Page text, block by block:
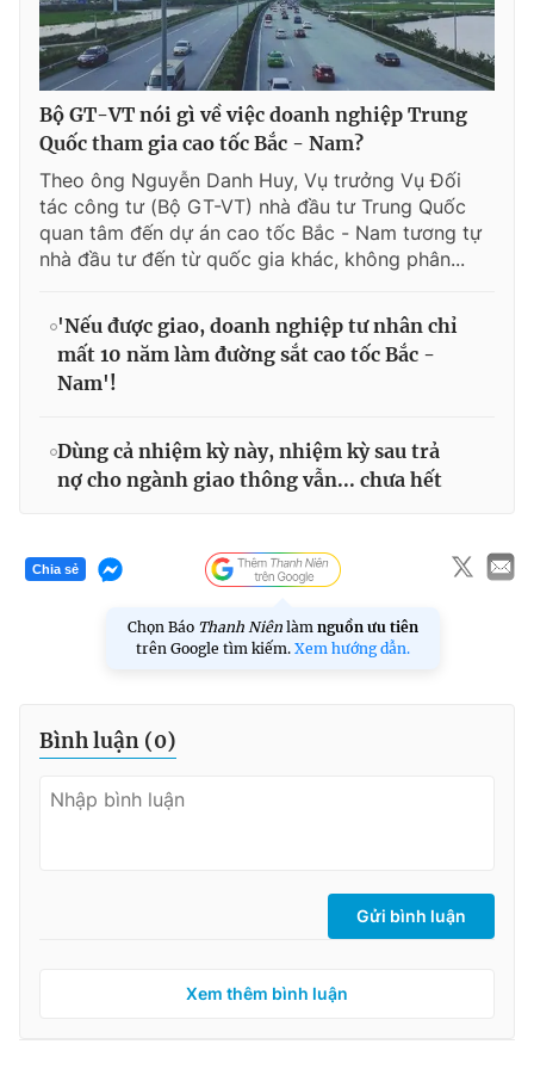
Bộ GT-VT nói gì về việc doanh nghiệp Trung
Quốc tham gia cao tốc Bắc - Nam?
Theo ông Nguyễn Danh Huy, Vụ trưởng Vụ Đối
tác công tư (Bộ GT-VT) nhà đầu tư Trung Quốc
quan tâm đến dự án cao tốc Bắc - Nam tương tự
nhà đầu tư đến từ quốc gia khác, không phân...
'Nếu được giao, doanh nghiệp tư nhân chỉ
mất 10 năm làm đường sắt cao tốc Bắc -
Nam'!
Dùng cả nhiệm kỳ này, nhiệm kỳ sau trả
nợ cho ngành giao thông vẫn... chưa hết
Chia sẻ
Chọn Báo Thanh Niên làm nguồn ưu tiên
trên Google tìm kiếm. Xem hướng dẫn.
Bình luận (0)
Gửi bình luận
Xem thêm bình luận